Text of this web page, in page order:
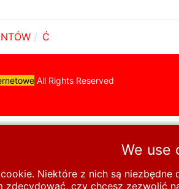
Ć
All Rights Reserved
We use
Niektóre z nich są
zdecydować, czy chcesz zezwolić